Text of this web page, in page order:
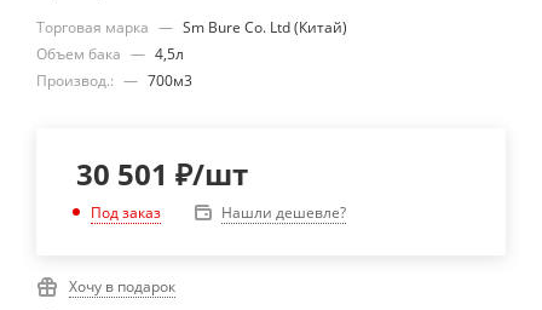
Торговая марка — Sm Bure Co. Ltd (Китай)
Объем бака — 4,5л
Производ.: — 700м3
30 501 ₽/шт
Под заказ Нашли дешевле?
Хочу в подарок